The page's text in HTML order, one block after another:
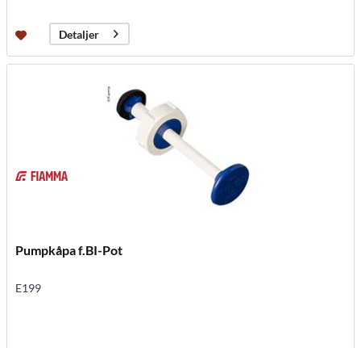
Detaljer
Pumpkåpa f.BI-Pot
E199